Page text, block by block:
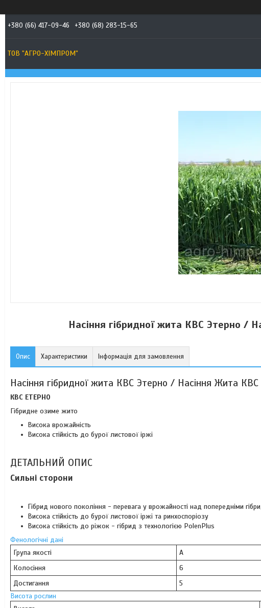
+380 (66) 417-09-46 +380 (68) 283-15-65
ТОВ "АГРО-ХІМПРОМ"
Насіння гібридної жита КВС Этерно /
Опис Характеристики Інформація для замовлення
Насіння гібридної жита КВС Этерно / Насіння Жита КВС
КВС ЕТЕРНО
Гібридне озиме жито
Висока врожайність
Висока стійкість до бурої листової іржі
ДЕТАЛЬНИЙ ОПИС
Сильні сторони
Гібрид нового покоління - перевага у врожайності над попередніми
Висока стійкість до бурої листової іржі та ринхоспоріозу
Висока стійкість до ріжок - гібрид з технологією PolenPlus
Фенологічні дані
Група якості
А
Колосіння
6
Достигання
5
Висота рослин